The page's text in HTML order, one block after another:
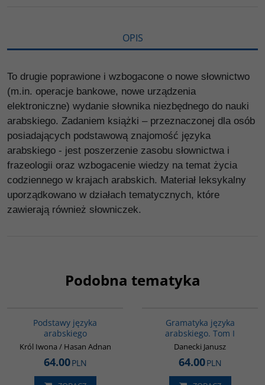
OPIS
To drugie poprawione i wzbogacone o nowe słownictwo
(m.in. operacje bankowe, nowe urządzenia
elektroniczne) wydanie słownika niezbędnego do nauki
arabskiego. Zadaniem książki – przeznaczonej dla osób
posiadających podstawową znajomość języka
arabskiego - jest poszerzenie zasobu słownictwa i
frazeologii oraz wzbogacenie wiedzy na temat życia
codziennego w krajach arabskich. Materiał leksykalny
uporządkowano w działach tematycznych, które
zawierają również słowniczek.
Podobna tematyka
Podstawy języka
arabskiego
Król Iwona / Hasan Adnan
64.00PLN
Gramatyka języka
arabskiego. Tom I
Danecki Janusz
64.00PLN